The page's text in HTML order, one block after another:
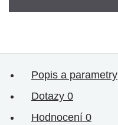
Popis a parametry
Dotazy 0
Hodnocení 0